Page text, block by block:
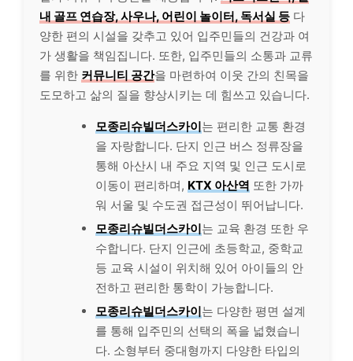
내 골프 연습장, 사우나, 어린이 놀이터, 독서실 등 다
양한 편의 시설을 갖추고 있어 입주민들의 건강과 여
가 생활을 책임집니다. 또한, 입주민들의 소통과 교류
를 위한 커뮤니티 공간을 마련하여 이웃 간의 친목을
도모하고 삶의 질을 향상시키는 데 힘쓰고 있습니다.
모종리슈빌더스카이는 편리한 교통 환경
을 자랑합니다. 단지 인근 버스 정류장을
통해 아산시 내 주요 지역 및 인근 도시로
이동이 편리하며, KTX 아산역 또한 가까
워 서울 및 수도권 접근성이 뛰어납니다.
모종리슈빌더스카이는 교육 환경 또한 우
수합니다. 단지 인근에 초등학교, 중학교
등 교육 시설이 위치해 있어 아이들의 안
전하고 편리한 통학이 가능합니다.
모종리슈빌더스카이는 다양한 평면 설계
를 통해 입주민의 선택의 폭을 넓혔습니
다. 소형부터 중대형까지 다양한 타입의